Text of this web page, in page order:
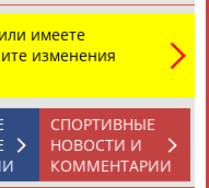
Загалав
АБДУЛБЕКОВ
Назир
имеете
изменения
СПОРТИВНЫЕ
НОВОСТИ И
КОММЕНТАРИИ